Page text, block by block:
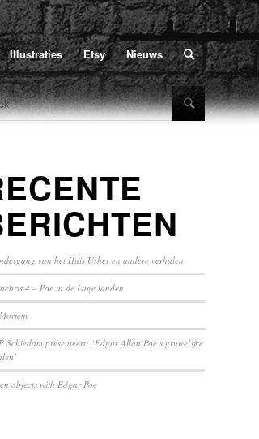
Illustraties Etsy Nieuws
zich hier: Home / Poe / 2021 / oktober
van het Huis Usher en andere verhalen
4 – Poe in de Lage landen
Schiedam presenteert: ‘Edgar Allan Poe’s gruwelijke
objects with Edgar Poe